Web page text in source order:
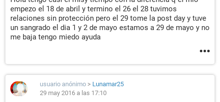
empezo el 18 de abril y termino el 26 el 28 tuvimos
relaciones sin protección pero el 29 tome la post day y tuve
un sangrado el dia 1 y 2 de mayo estamos a 29 de mayo y no
me baja tengo miedo ayuda
usuario anónimo > Lunamar25
29 may 2016 a las 17:10